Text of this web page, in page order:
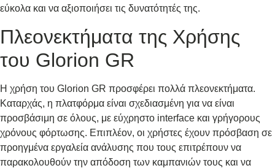
εύκολα και να αξιοποιήσει τις δυνατότητές της.
Πλεονεκτήματα της Χρήσης
του Glorion GR
Η χρήση του Glorion GR προσφέρει πολλά πλεονεκτήματα.
Καταρχάς, η πλατφόρμα είναι σχεδιασμένη για να είναι
προσβάσιμη σε όλους, με εύχρηστο interface και γρήγορους
χρόνους φόρτωσης. Επιπλέον, οι χρήστες έχουν πρόσβαση σε
προηγμένα εργαλεία ανάλυσης που τους επιτρέπουν να
παρακολουθούν την απόδοση των καμπανιών τους και να